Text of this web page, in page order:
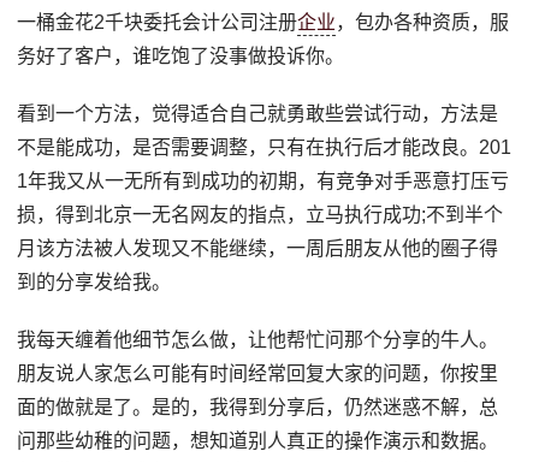
一桶金花2千块委托会计公司注册企业，包办各种资质，服
务好了客户，谁吃饱了没事做投诉你。
看到一个方法，觉得适合自己就勇敢些尝试行动，方法是
不是能成功，是否需要调整，只有在执行后才能改良。201
1年我又从一无所有到成功的初期，有竞争对手恶意打压亏
损，得到北京一无名网友的指点，立马执行成功;不到半个
月该方法被人发现又不能继续，一周后朋友从他的圈子得
到的分享发给我。
我每天缠着他细节怎么做，让他帮忙问那个分享的牛人。
朋友说人家怎么可能有时间经常回复大家的问题，你按里
面的做就是了。是的，我得到分享后，仍然迷惑不解，总
问那些幼稚的问题，想知道别人真正的操作演示和数据。